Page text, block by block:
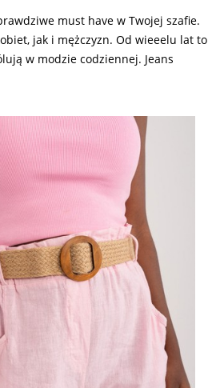
must have w Twojej szafie.
jak i mężczyzn. Od wieeelu lat to
w modzie codziennej. Jeans